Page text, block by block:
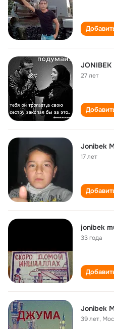
JONIBEK
27 лет
Jonibek
17 лет
jonibek
33 года
Jonibek
39 лет,